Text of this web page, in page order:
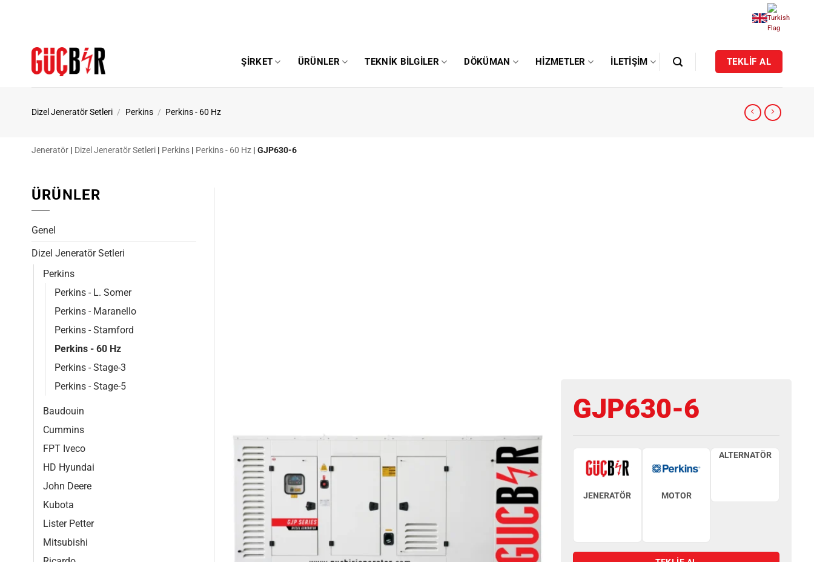
ŞIRKET ÜRÜNLER TEKNIK BILGILER DÖKÜMAN HIZMETLER İLETIŞIM TEKLİF AL
Dizel Jeneratör Setleri / Perkins / Perkins - 60 Hz
Jeneratör | Dizel Jeneratör Setleri | Perkins | Perkins - 60 Hz | GJP630-6
GJP630-6
JENERATÖR MOTOR
ALTERNATÖR
ÜRÜNLER
Genel
Dizel Jeneratör Setleri
Perkins
Perkins - L. Somer
Perkins - Maranello
Perkins - Stamford
Perkins - 60 Hz
Perkins - Stage-3
Perkins - Stage-5
Baudouin
Cummins
FPT Iveco
HD Hyundai
John Deere
Kubota
Lister Petter
Mitsubishi